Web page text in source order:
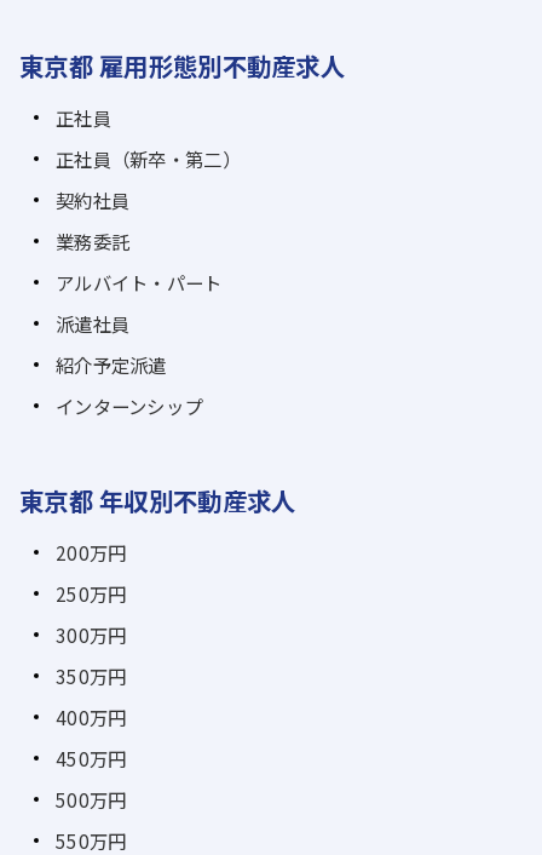
東京都 雇用形態別不動産求人
正社員
正社員（新卒・第二）
契約社員
業務委託
アルバイト・パート
派遣社員
紹介予定派遣
インターンシップ
東京都 年収別不動産求人
200万円
250万円
300万円
350万円
400万円
450万円
500万円
550万円